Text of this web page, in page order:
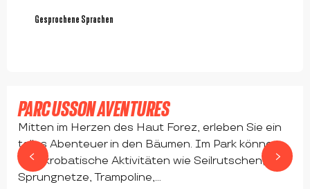
Gesprochene Sprachen
Gesprochene Sprachen
PARC USSON AVENTURES
Mitten im Herzen des Haut Forez, erleben Sie ein
tolles Abenteuer in den Bäumen. Im Park können
Sie akrobatische Aktivitäten wie Seilrutschen,
Sprungnetze, Trampoline,...